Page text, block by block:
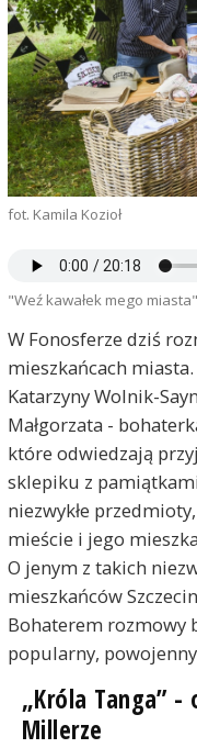
fot. Kamila Kozioł
"Weź kawałek mego
W Fonosferze dziś
mieszkańcach
Katarzyny Wolnik-
Małgorzata -
które odwiedzają
sklepiku z
niezwykłe
mieście i jego
O jenym z takich
mieszkańców
Bohaterem rozmowy
popularny,
„Króla Tanga” -
Millerze